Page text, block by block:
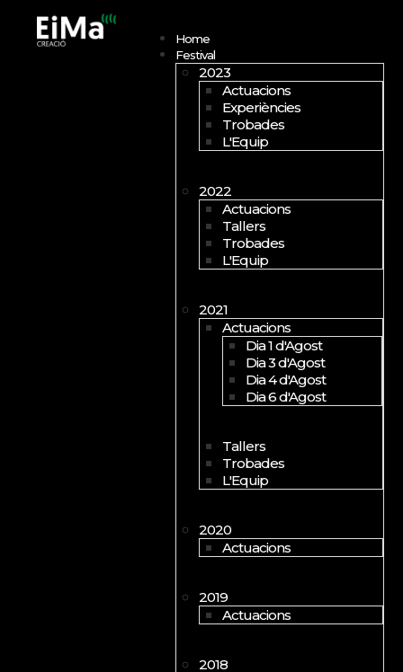
Home
Festival
2023
Actuacions
Experiències
Trobades
L'Equip
2022
Actuacions
Tallers
Trobades
L'Equip
2021
Actuacions
Dia 1 d'Agost
Dia 3 d'Agost
Dia 4 d'Agost
Dia 6 d'Agost
Tallers
Trobades
L'Equip
2020
Actuacions
2019
Actuacions
2018